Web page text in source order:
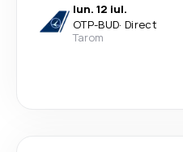
lun. 12 iul.
OTP-BUD· Direct
Tarom